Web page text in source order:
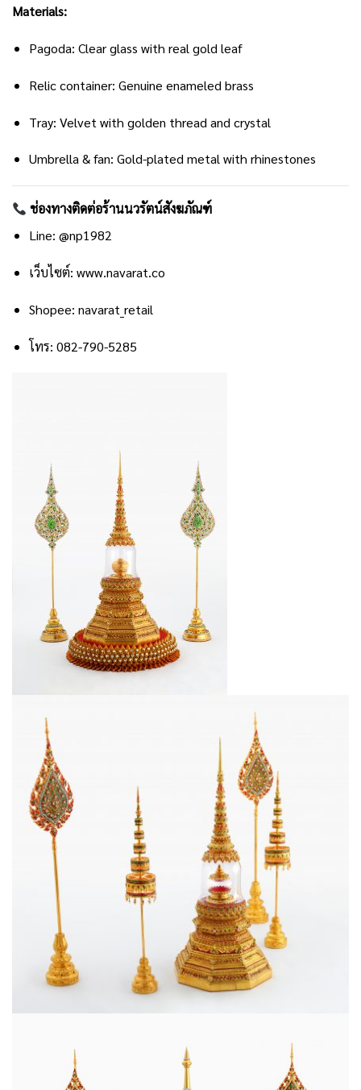
Materials:
Pagoda: Clear glass with real gold leaf
Relic container: Genuine enameled brass
Tray: Velvet with golden thread and crystal
Umbrella & fan: Gold-plated metal with rhinestones
ช่องทางติดต่อร้านนวรัตน์สังฆภัณฑ์
Line: @np1982
เว็บไซต์: www.navarat.co
Shopee: navarat_retail
โทร: 082-790-5285